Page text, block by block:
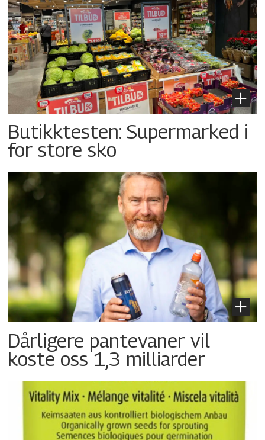
Butikktesten: Supermarked i
for store sko
Dårligere pantevaner vil
koste oss 1,3 milliarder